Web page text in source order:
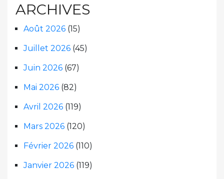
ARCHIVES
Août 2026 (15)
Juillet 2026 (45)
Juin 2026 (67)
Mai 2026 (82)
Avril 2026 (119)
Mars 2026 (120)
Février 2026 (110)
Janvier 2026 (119)